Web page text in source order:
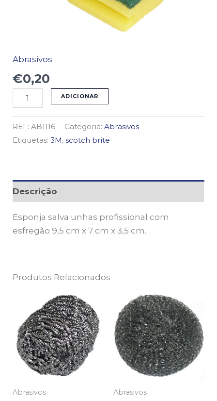
Abrasivos
€0,20
ADICIONAR
REF:AB1116 Categoria:Abrasivos
Etiquetas:3M,scotch brite
Descrição
Esponja salva unhas profissional com
esfregão 9,5 cm x 7 cm x 3,5 cm.
Produtos Relacionados
Abrasivos Abrasivos